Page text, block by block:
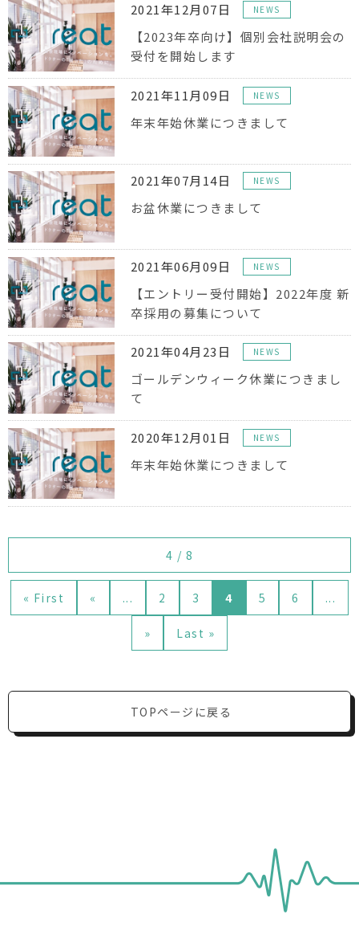
2021年12月07日 NEWS
【2023年卒向け】個別会社説明会の
受付を開始します
2021年11月09日 NEWS
年末年始休業につきまして
2021年07月14日 NEWS
お盆休業につきまして
2021年06月09日 NEWS
【エントリー受付開始】2022年度 新
卒採用の募集について
2021年04月23日 NEWS
ゴールデンウィーク休業につきまし
て
2020年12月01日 NEWS
年末年始休業につきまして
4 / 8
« First « ... 2 3 4 5 6 ...
» Last »
TOPページに戻る